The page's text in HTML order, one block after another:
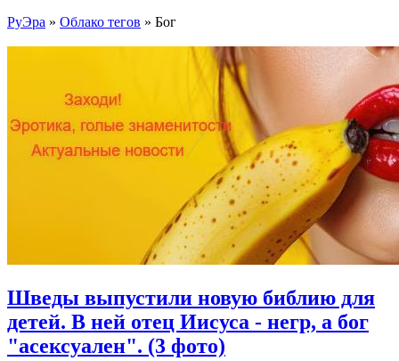
РуЭра » Облако тегов » Бог
Шведы выпустили новую библию для
детей. В ней отец Иисуса - негр, а бог
"асексуален". (3 фото)